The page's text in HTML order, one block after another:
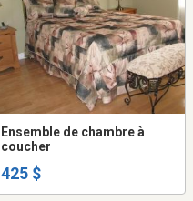
Ensemble de chambre à
coucher
425 $